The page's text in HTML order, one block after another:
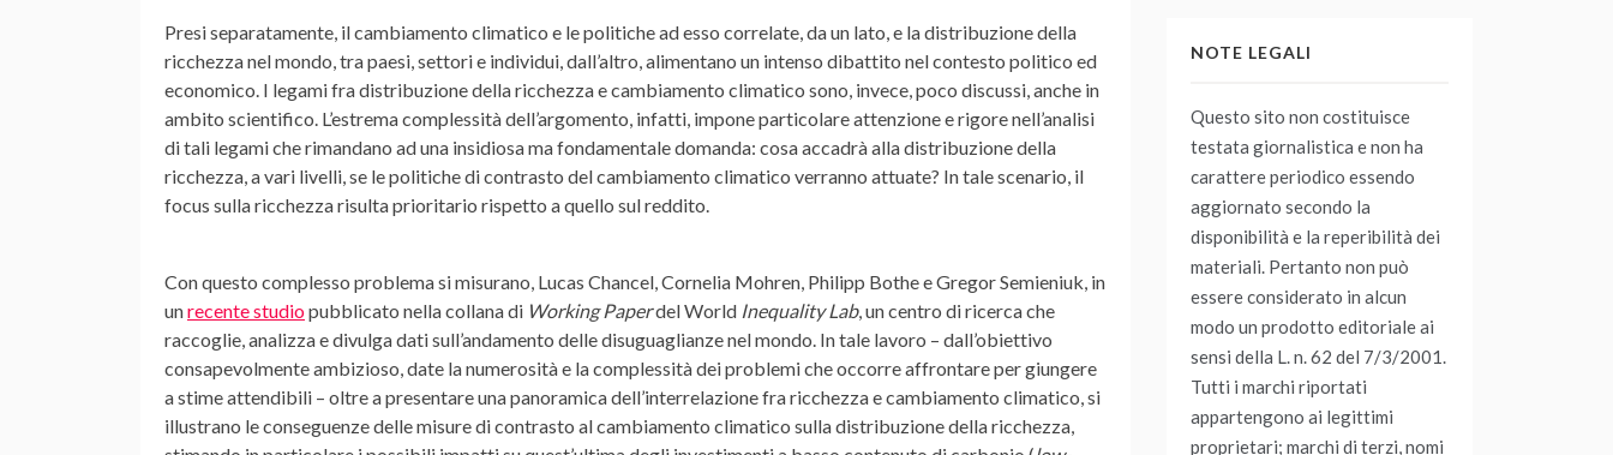
Presi separatamente, il cambiamento climatico e le politiche ad esso correlate, da un lato, e la distribuzione della
ricchezza nel mondo, tra paesi, settori e individui, dall’altro, alimentano un intenso dibattito nel contesto politico ed
economico. I legami fra distribuzione della ricchezza e cambiamento climatico sono, invece, poco discussi, anche in
ambito scientifico. L’estrema complessità dell’argomento, infatti, impone particolare attenzione e rigore nell’analisi
di tali legami che rimandano ad una insidiosa ma fondamentale domanda: cosa accadrà alla distribuzione della
ricchezza, a vari livelli, se le politiche di contrasto del cambiamento climatico verranno attuate? In tale scenario, il
focus sulla ricchezza risulta prioritario rispetto a quello sul reddito.
Con questo complesso problema si misurano, Lucas Chancel, Cornelia Mohren, Philipp Bothe e Gregor Semieniuk, in
unrecente studiopubblicato nella collana di Working Paperdel World Inequality Lab, un centro di ricerca che
raccoglie, analizza e divulga dati sull’andamento delle disuguaglianze nel mondo. In tale lavoro – dall’obiettivo
consapevolmente ambizioso, date la numerosità e la complessità dei problemi che occorre affrontare per giungere
a stime attendibili – oltre a presentare una panoramica dell’interrelazione fra ricchezza e cambiamento climatico, si
illustrano le conseguenze delle misure di contrasto al cambiamento climatico sulla distribuzione della ricchezza,
NOTE LEGALI
Questo sito non costituisce
testata giornalistica e non ha
carattere periodico essendo
aggiornato secondo la
disponibilità e la reperibilità dei
materiali. Pertanto non può
essere considerato in alcun
modo un prodotto editoriale ai
sensi della L. n. 62 del 7/3/2001.
Tutti i marchi riportati
appartengono ai legittimi
proprietari; marchi di terzi, nomi